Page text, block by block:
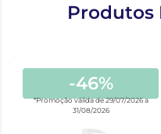
Produtos
-46%
*Promoção válida de 29/07/2026 a
31/08/2026